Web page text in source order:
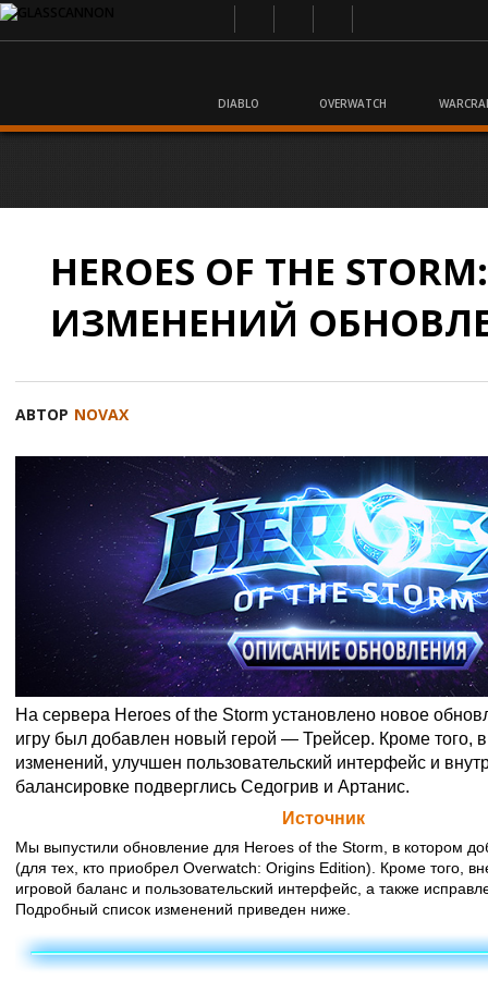
DIABLO OVERWATCH
HEROES OF THE
ИЗМЕНЕНИЙ
АВТОР NOVAX
На сервера Heroes of the Storm установлено новое
игру был добавлен новый герой — Трейсер. Кроме того,
изменений, улучшен пользовательский интерфейс и
балансировке подверглись Седогрив и Артанис.
Источник
Мы выпустили обновление для Heroes of the Storm, в котором
(для тех, кто приобрел Overwatch: Origins Edition). Кроме того,
игровой баланс и пользовательский интерфейс, а также
Подробный список изменений приведен ниже.